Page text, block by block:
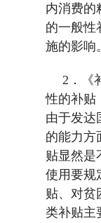
内消费的
的一般性
施的影响。
2 ．
性的补贴
由于发达
的能力方
贴显然是
使用要规
贴、对贫
类补贴主